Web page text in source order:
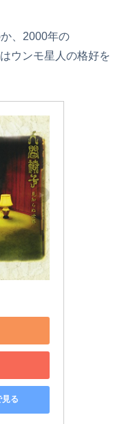
、2000年の
ウンモ星人の格好を
る